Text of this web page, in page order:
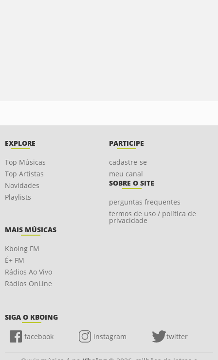
EXPLORE
Top Músicas
Top Artistas
Novidades
Playlists
PARTICIPE
cadastre-se
meu canal
SOBRE O SITE
perguntas frequentes
termos de uso / política de
privacidade
MAIS MÚSICAS
Kboing FM
É+ FM
Rádios Ao Vivo
Rádios OnLine
SIGA O KBOING
facebook instagram twitter